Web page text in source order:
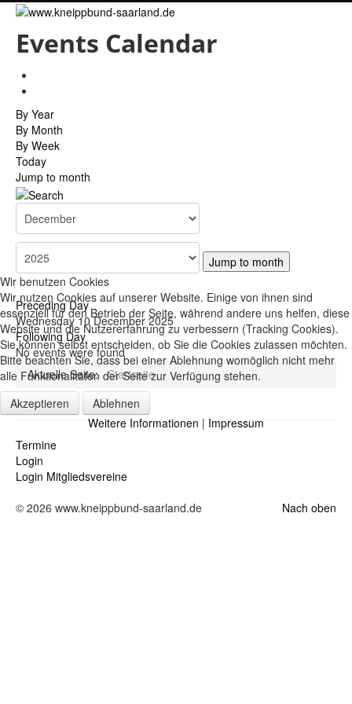
Events Calendar
By Year
By Month
By Week
Today
Jump to month
Jump to month
Preceding Day
Wednesday 10 December 2025
Following Day
No events were found
Aktuelle Seite: Startseite
Termine
Login
Login Mitgliedsvereine
Nach oben
© 2026 www.kneippbund-saarland.de
Wir benutzen Cookies
Wir nutzen Cookies auf unserer Website. Einige von ihnen sind
essenziell für den Betrieb der Seite, während andere uns helfen, diese
Website und die Nutzererfahrung zu verbessern (Tracking Cookies).
Sie können selbst entscheiden, ob Sie die Cookies zulassen möchten.
Bitte beachten Sie, dass bei einer Ablehnung womöglich nicht mehr
alle Funktionalitäten der Seite zur Verfügung stehen.
Akzeptieren
Ablehnen
Weitere Informationen | Impressum